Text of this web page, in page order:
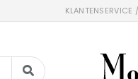
KLANTENSERVICE